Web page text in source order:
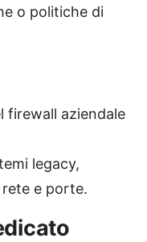
o politiche di
firewall aziendale
legacy,
e porte.